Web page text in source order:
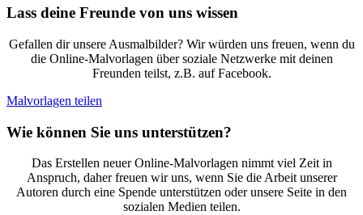
Lass deine Freunde von uns wissen
Gefallen dir unsere Ausmalbilder? Wir würden uns freuen, wenn du
die Online-Malvorlagen über soziale Netzwerke mit deinen
Freunden teilst, z.B. auf Facebook.
Malvorlagen teilen
Wie können Sie uns unterstützen?
Das Erstellen neuer Online-Malvorlagen nimmt viel Zeit in
Anspruch, daher freuen wir uns, wenn Sie die Arbeit unserer
Autoren durch eine Spende unterstützen oder unsere Seite in den
sozialen Medien teilen.